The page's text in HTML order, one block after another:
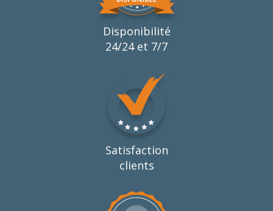
Disponibilité
24/24 et 7/7
Satisfaction
clients